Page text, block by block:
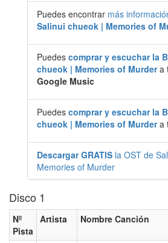
Puedes encontrar más
Salinui chueok | Memories of
Puedes comprar y escuchar la
chueok | Memories of Murdera
Google Music
Puedes comprar y escuchar la
chueok | Memories of Murdera
Descargar GRATIS la OST de
Memories of Murder
Disco 1
Nº
Pista
Artista Nombre Canción